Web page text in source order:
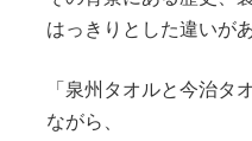
はっきりとした違いが
「泉州タオルと今治タ
ながら、